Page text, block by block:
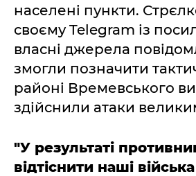
населені пункти.
своєму Telegram із
власні джерела
змогли позначити
районі Времевського
здійснили атаки
"У результаті
відтіснити наші